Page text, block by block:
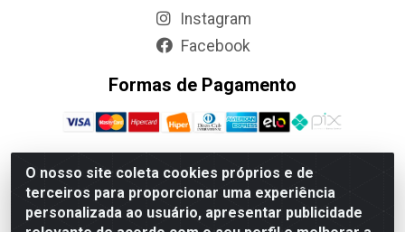
O nosso site coleta cookies próprios e de
terceiros para proporcionar uma experiência
personalizada ao usuário, apresentar publicidade
Instagram
Facebook
Formas de Pagamento
Jumbo Alimentos Cascavel - Matriz - Rua Itatiba Do Sul, 161 -
Santos Dumont, Cascavel-PR - CEP 85804-700- CNPJ